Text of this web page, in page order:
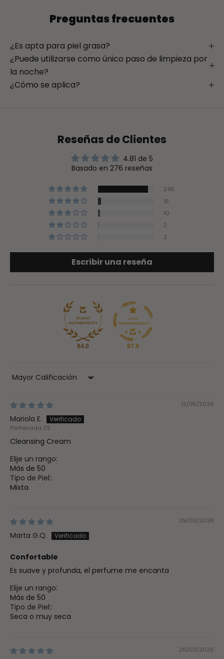
Preguntas frecuentes
¿Es apta para piel grasa?
¿Puede utilizarse como único paso de limpieza por
la noche?
¿Cómo se aplica?
Reseñas de Clientes
4.81 de 5
Basado en 276 reseñas
246
15
10
2
3
Escribir una reseña
84.0 97.9
Sort by
12/05/2026
Mariola E.
Ponferrada, ES
Cleansing Cream
Elije un rango:
Más de 50
Tipo de Piel::
Mixta
29/03/2026
Marta G.Q.
Confortable
Es suave y profunda, el perfume me encanta
Elije un rango:
Más de 50
Tipo de Piel::
Seca o muy seca
26/03/2026